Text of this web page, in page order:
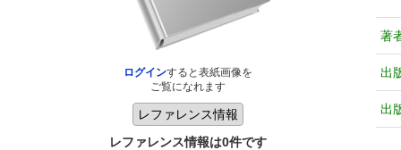
ログインすると表紙画像を
ご覧になれます
レファレンス情報は0件です
著
出
出